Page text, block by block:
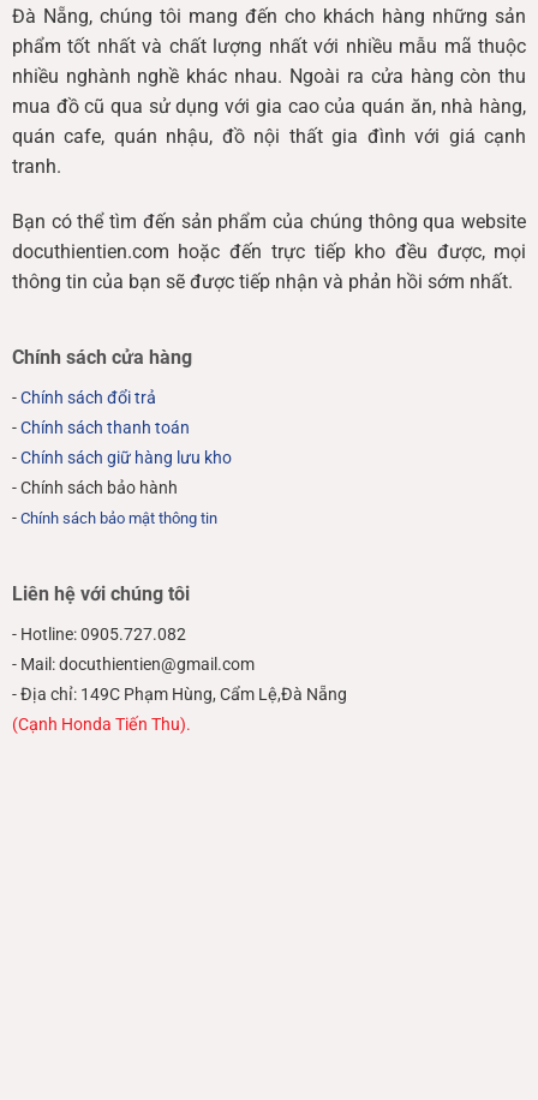
Đà Nẵng, chúng tôi mang đến cho khách hàng những sản
phẩm tốt nhất và chất lượng nhất với nhiều mẫu mã thuộc
nhiều nghành nghề khác nhau. Ngoài ra cửa hàng còn thu
mua đồ cũ qua sử dụng với gia cao của quán ăn, nhà hàng,
quán cafe, quán nhậu, đồ nội thất gia đình với giá cạnh
tranh.
Bạn có thể tìm đến sản phẩm của chúng thông qua website
docuthientien.com hoặc đến trực tiếp kho đều được, mọi
thông tin của bạn sẽ được tiếp nhận và phản hồi sớm nhất.
Chính sách cửa hàng
-Chính sách đổi trả
-Chính sách thanh toán
-Chính sách giữ hàng lưu kho
- Chính sách bảo hành
- Chính sách bảo mật thông tin
Liên hệ với chúng tôi
- Hotline: 0905.727.082
- Mail: docuthientien@gmail.com
- Địa chỉ: 149C Phạm Hùng, Cẩm Lệ,Đà Nẵng
(Cạnh Honda Tiến Thu).